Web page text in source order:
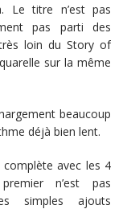
Le titre n’est pas
pas parti des
loin du Story of
sur la même
beaucoup
déjà bien lent.
avec les 4
n’est pas
simples ajouts